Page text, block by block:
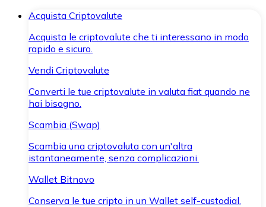
Acquista Criptovalute
Acquista le criptovalute che ti interessano in modo
rapido e sicuro.
Vendi Criptovalute
Converti le tue criptovalute in valuta fiat quando ne
hai bisogno.
Scambia (Swap)
Scambia una criptovaluta con un'altra
istantaneamente, senza complicazioni.
Wallet Bitnovo
Conserva le tue cripto in un Wallet self-custodial.